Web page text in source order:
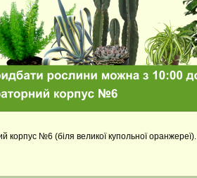
№6 (біля великої купольної оранжереї).